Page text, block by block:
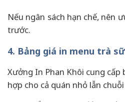
Nếu ngân sách hạn chế, nên
trước.
4. Bảng giá in menu trà
Xưởng In Phan Khôi cung cấp
hợp cho cả quán nhỏ lẫn